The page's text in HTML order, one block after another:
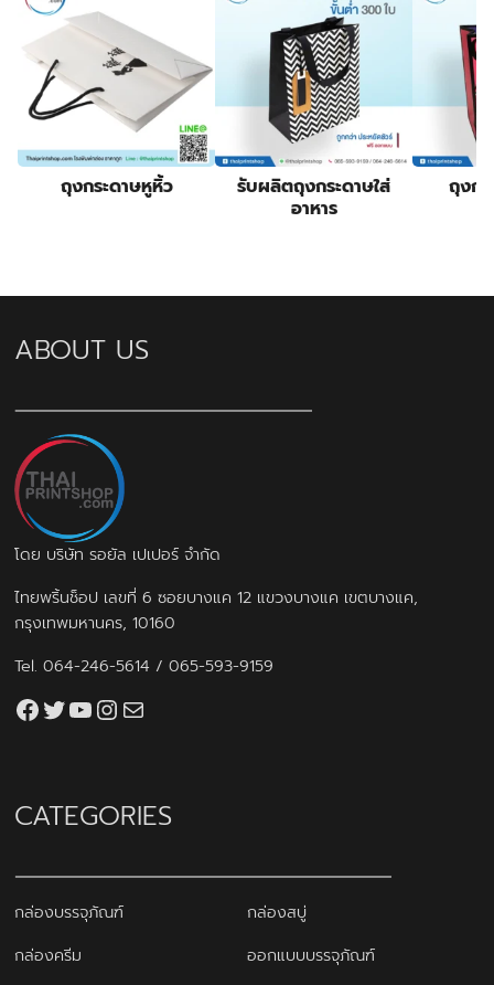
ถุงกระดาษหูหิ้ว
รับผลิตถุงกระดาษใส่
อาหาร
ถุงก
ABOUT US
โดย บริษัท รอยัล เปเปอร์ จำกัด
ไทยพริ้นช็อป เลขที่ 6 ซอยบางแค 12 แขวงบางแค เขตบางแค,
กรุงเทพมหานคร, 10160
Tel.064-246-5614 /065-593-9159
Facebook
Twitter
YouTube
Instagram
thaiprintshop.aw@gmail.com
CATEGORIES
กล่องบรรจุภัณฑ์
กล่องสบู่
กล่องครีม
ออกแบบบรรจุภัณฑ์